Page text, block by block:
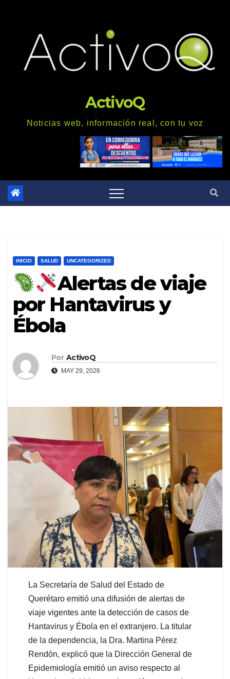
ActivoQ
Noticias web, información real, con tu voz
INICIO SALUD UNCATEGORIZED
Alertas de viaje
por Hantavirus y
Ébola
Por ActivoQ
MAY 29, 2026
La Secretaría de Salud del Estado de
Querétaro emitió una difusión de alertas de
viaje vigentes ante la detección de casos de
Hantavirus y Ébola en el extranjero. La titular
de la dependencia, la Dra. Martina Pérez
Rendón, explicó que la Dirección General de
Epidemiología emitió un aviso respecto al